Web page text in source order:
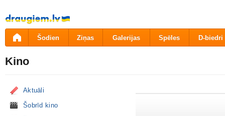
Pāriet
uz
saturu
Šodien Ziņas Galerijas Spēles D-biedri
Kino
Aktuāli
Šobrīd kino